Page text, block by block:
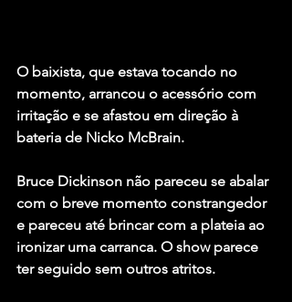
O baixista, que estava tocando no
momento, arrancou o acessório com
irritação e se afastou em direção à
bateria de Nicko McBrain.
Bruce Dickinson não pareceu se abalar
com o breve momento constrangedor
e pareceu até brincar com a plateia ao
ironizar uma carranca. O show parece
ter seguido sem outros atritos.